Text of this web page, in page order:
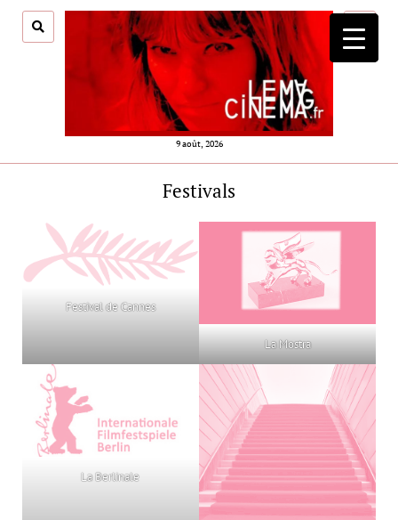
9 août, 2026
menu
Festivals
Festival de Cannes
La Mostra
La Berlinale